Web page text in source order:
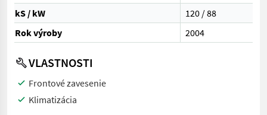
kS / kW
120 / 88
Rok výroby
2004
VLASTNOSTI
Frontové zavesenie
Klimatizácia